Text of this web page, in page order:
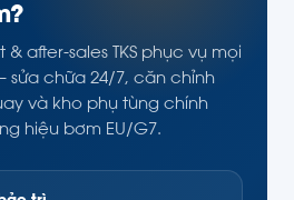
after-sales TKS phục vụ mọi
sửa chữa 24/7, căn chỉnh
và kho phụ tùng chính
hiệu bơm EU/G7.